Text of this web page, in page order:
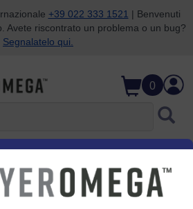
+39 022 333 1521 | Benvenuti
Avete riscontrato un problema o un bug?
Segnalatelo qui.
0
RTD